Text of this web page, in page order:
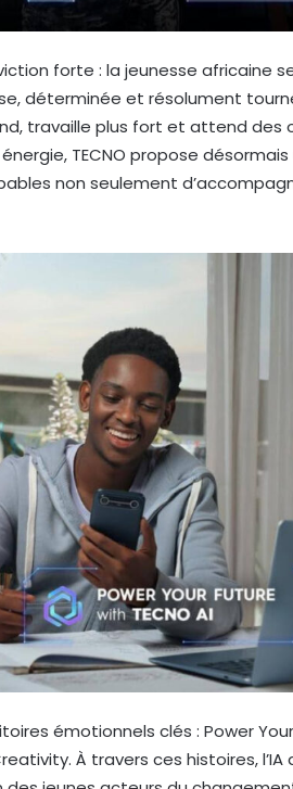
forte : la jeunesse africaine
déterminée et résolument
travaille plus fort et attend des
TECNO propose
non seulement
émotionnels clés : Power
À travers ces histoires, l’IA